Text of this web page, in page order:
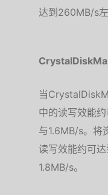
达到260MB/s左
当
中的读写效能
与1.6MB/s。将
读写效能约可
1.8MB/s。